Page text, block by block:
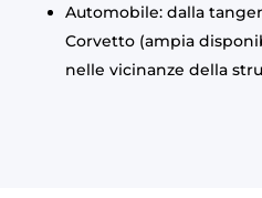
Automobile: dalla
Corvetto (ampia
nelle vicinanze della